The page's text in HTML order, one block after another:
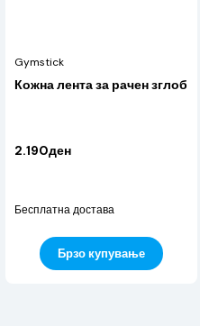
Gymstick
Кожна лента за рачен зглоб
2.190ден
Бесплатна достава
Брзо купување